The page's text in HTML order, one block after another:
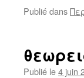
Publié dans
Publié le4 juin